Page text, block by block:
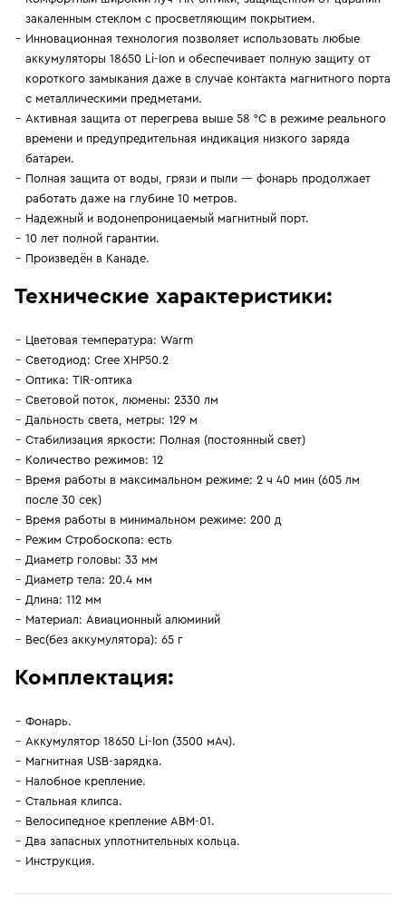
закаленным стеклом с просветляющим покрытием.
Инновационная технология позволяет использовать любые
аккумуляторы 18650 Li-Ion и обеспечивает полную защиту от
короткого замыкания даже в случае контакта магнитного порта
с металлическими предметами.
Активная защита от перегрева выше 58 °С в режиме реального
времени и предупредительная индикация низкого заряда
батареи.
Полная защита от воды, грязи и пыли — фонарь продолжает
работать даже на глубине 10 метров.
Надежный и водонепроницаемый магнитный порт.
10 лет полной гарантии.
Произведён в Канаде.
Технические характеристики:
Цветовая температура: Warm
Светодиод: Cree XHP50.2
Оптика: TIR-оптика
Световой поток, люмены: 2330 лм
Дальность света, метры: 129 м
Стабилизация яркости: Полная (постоянный свет)
Количество режимов: 12
Время работы в максимальном режиме: 2 ч 40 мин (605 лм
после 30 сек)
Время работы в минимальном режиме: 200 д
Режим Стробоскопа: есть
Диаметр головы: 33 мм
Диаметр тела: 20.4 мм
Длина: 112 мм
Материал: Авиационный алюминий
Вес(без аккумулятора): 65 г
Комплектация:
Фонарь.
Аккумулятор 18650 Li-Ion (3500 мАч).
Магнитная USB-зарядка.
Налобное крепление.
Стальная клипса.
Велосипедное крепление ABM-01.
Два запасных уплотнительных кольца.
Инструкция.